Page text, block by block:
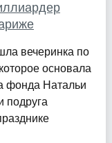
вечеринка по
основала
фонда Натальи
подруга